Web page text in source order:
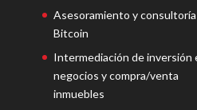
Asesoramiento y consultoría
Bitcoin
Intermediación de inversión
negocios y compra/venta
inmuebles